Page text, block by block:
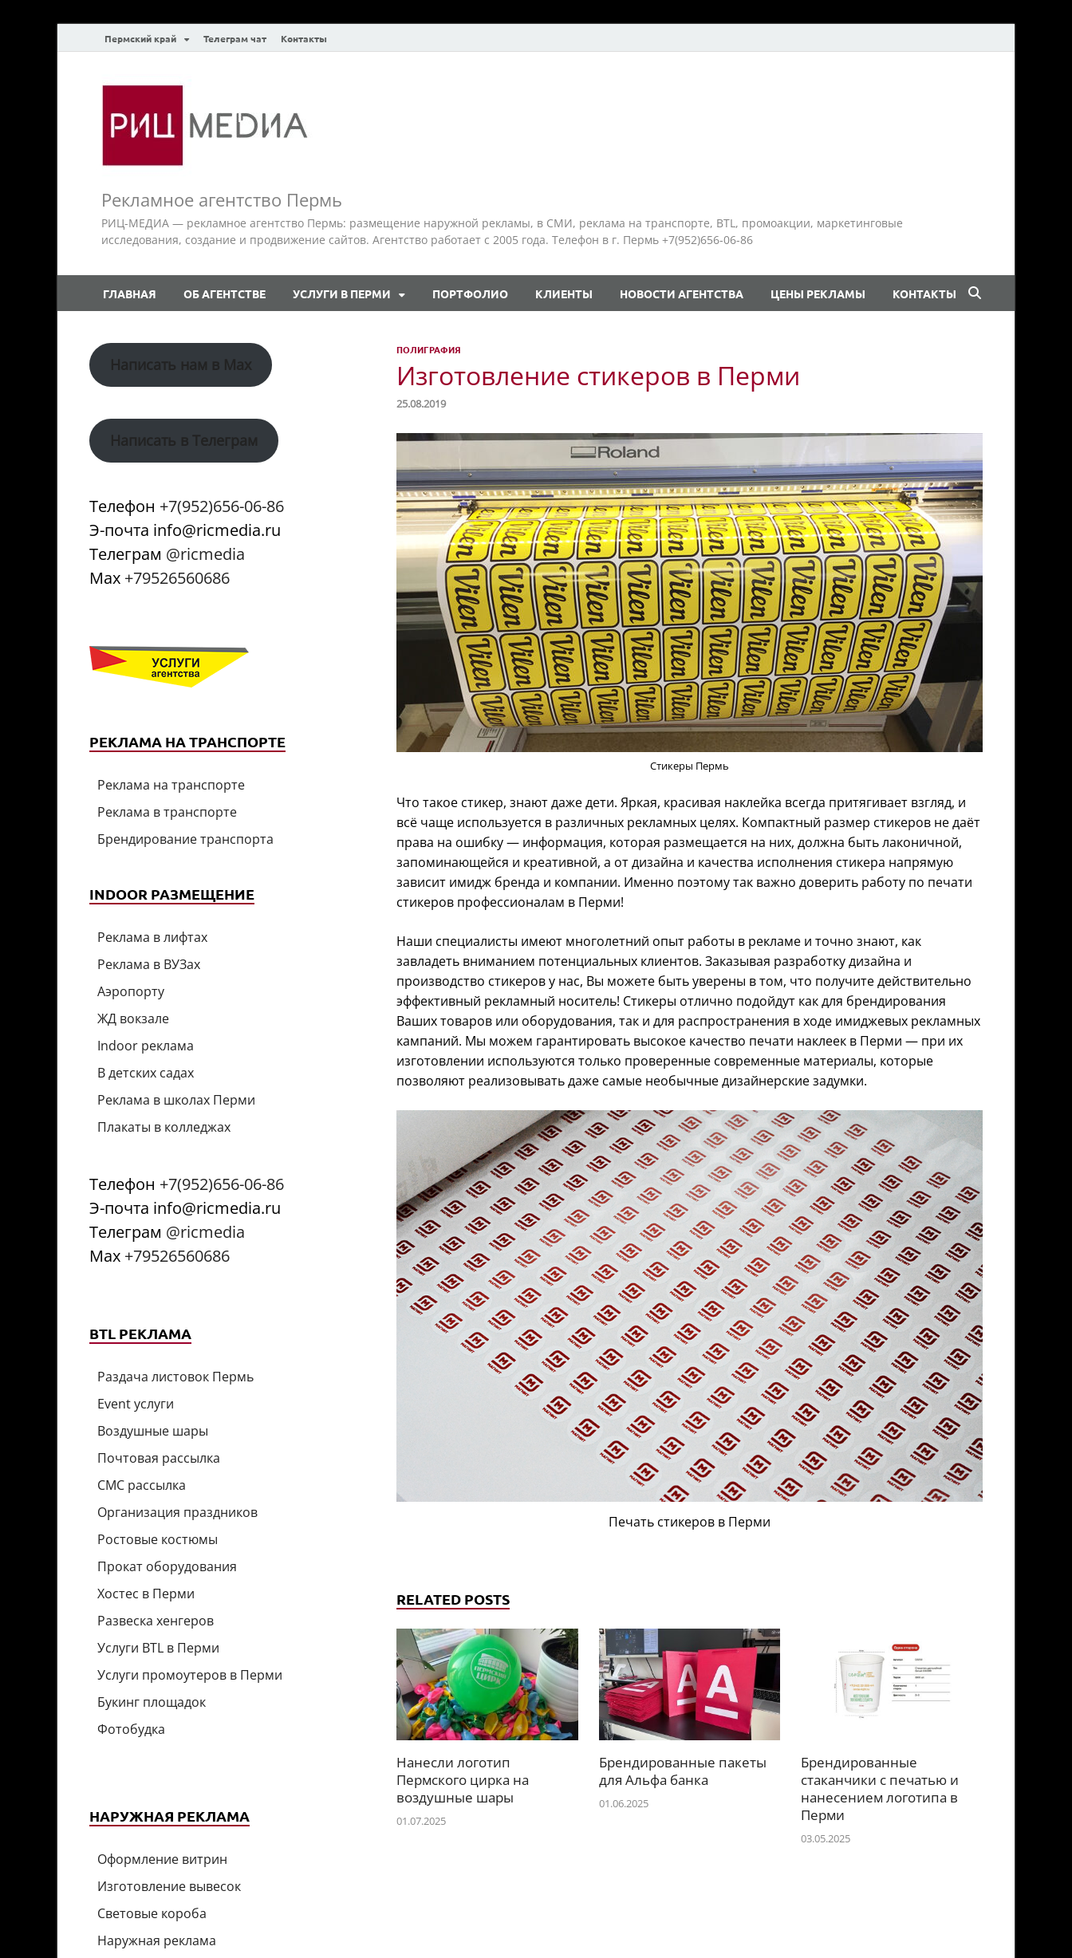
Пермский край Телеграм чат Контакты
Рекламное агентство Пермь
РИЦ-МЕДИА — рекламное агентство Пермь: размещение наружной рекламы, в СМИ, реклама на транспорте, BTL, промоакции, маркетинговые
исследования, создание и продвижение сайтов. Агентство работает с 2005 года. Телефон в г. Пермь +7(952)656-06-86
ГЛАВНАЯ ОБ АГЕНТСТВЕ УСЛУГИ В ПЕРМИ ПОРТФОЛИО КЛИЕНТЫ НОВОСТИ АГЕНТСТВА ЦЕНЫ РЕКЛАМЫ КОНТАКТЫ
ПОЛИГРАФИЯ
Изготовление стикеров в Перми
25.08.2019
Стикеры Пермь
Что такое стикер, знают даже дети. Яркая, красивая наклейка всегда притягивает взгляд, и
всё чаще используется в различных рекламных целях. Компактный размер стикеров не даёт
права на ошибку — информация, которая размещается на них, должна быть лаконичной,
запоминающейся и креативной, а от дизайна и качества исполнения стикера напрямую
зависит имидж бренда и компании. Именно поэтому так важно доверить работу по печати
стикеров профессионалам в Перми!
Наши специалисты имеют многолетний опыт работы в рекламе и точно знают, как
завладеть вниманием потенциальных клиентов. Заказывая разработку дизайна и
производство стикеров у нас, Вы можете быть уверены в том, что получите действительно
эффективный рекламный носитель! Стикеры отлично подойдут как для брендирования
Ваших товаров или оборудования, так и для распространения в ходе имиджевых рекламных
кампаний. Мы можем гарантировать высокое качество печати наклеек в Перми — при их
изготовлении используются только проверенные современные материалы, которые
позволяют реализовывать даже самые необычные дизайнерские задумки.
Печать стикеров в Перми
RELATED POSTS
Нанесли логотип
Пермского цирка на
воздушные шары
01.07.2025
Брендированные пакеты
для Альфа банка
01.06.2025
Брендированные
стаканчики с печатью и
нанесением логотипа в
Перми
03.05.2025
Написать нам в Max
Написать в Телеграм
Телефон +7(952)656-06-86
Э-почта info@ricmedia.ru
Телеграм @ricmedia
Мах +79526560686
РЕКЛАМА НА ТРАНСПОРТЕ
Реклама на транспорте
Реклама в транспорте
Брендирование транспорта
INDOOR РАЗМЕЩЕНИЕ
Реклама в лифтах
Реклама в ВУЗах
Аэропорту
ЖД вокзале
Indoor реклама
В детских садах
Реклама в школах Перми
Плакаты в колледжах
Телефон +7(952)656-06-86
Э-почта info@ricmedia.ru
Телеграм @ricmedia
Мах +79526560686
BTL РЕКЛАМА
Раздача листовок Пермь
Event услуги
Воздушные шары
Почтовая рассылка
СМС рассылка
Организация праздников
Ростовые костюмы
Прокат оборудования
Хостес в Перми
Развеска хенгеров
Услуги BTL в Перми
Услуги промоутеров в Перми
Букинг площадок
Фотобудка
НАРУЖНАЯ РЕКЛАМА
Оформление витрин
Изготовление вывесок
Световые короба
Наружная реклама